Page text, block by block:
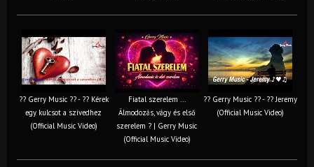
?? Gerry Music ?? - ?? Kérek
egy kulcsot a szívedhez
(Official Music Video)
Fiatal szerelem ...
Álmodozás, vágy és első
szerelem ? | Gerry Music
(Official Music Video)
?? Gerry Music ?? - ?? Jeremy
(Official Music Video)